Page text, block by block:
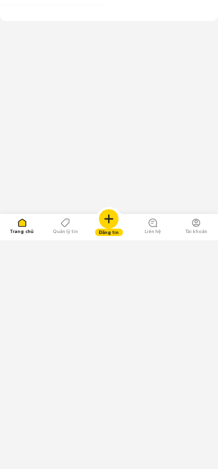
Trang chủ Quản lý tin Đăng tin Liên hệ Tài khoản